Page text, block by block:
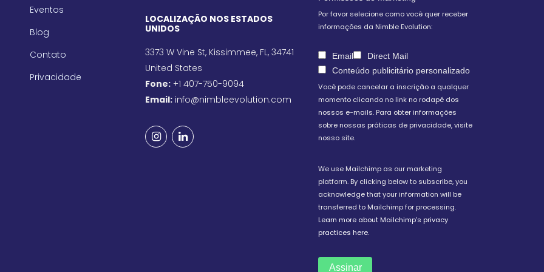
Eventos
Blog
Contato
Privacidade
LOCALIZAÇÃO NOS ESTADOS
UNIDOS
3373 W Vine St, Kissimmee, FL, 34741
United States
Fone: +1 407-750-9094
Email: info@nimbleevolution.com
Por favor selecione como você quer receber
informações da Nimble Evolution:
Email
Direct Mail
Conteúdo publicitário personalizado
Você pode cancelar a inscrição a qualquer
momento clicando no link no rodapé dos
nossos e-mails. Para obter informações
sobre nossas práticas de privacidade, visite
nosso site.
We use Mailchimp as our marketing
platform. By clicking below to subscribe, you
acknowledge that your information will be
transferred to Mailchimp for processing.
Learn more about Mailchimp's privacy
practices here.